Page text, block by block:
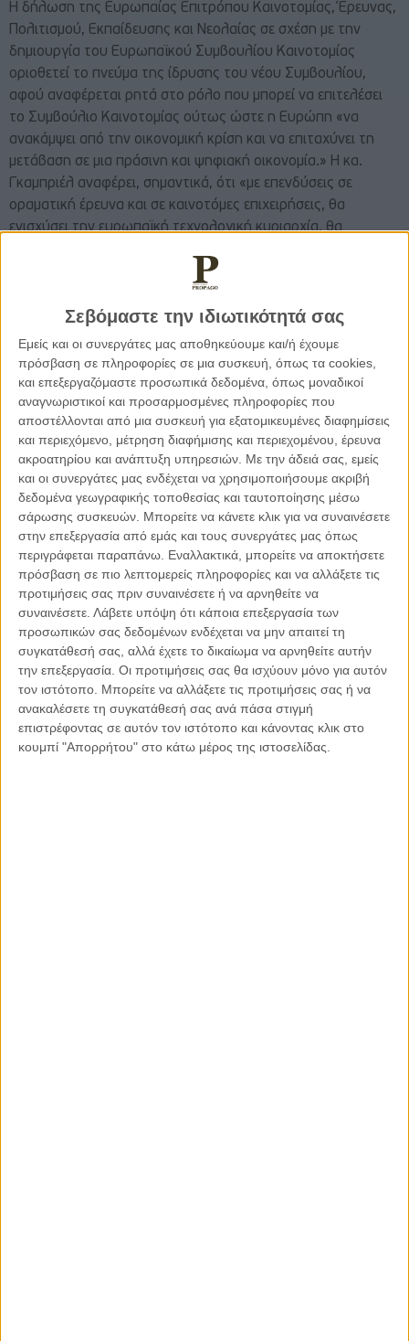
Σεβόμαστε την ιδιωτικότητά σας
Εμείς και οι συνεργάτες μας αποθηκεύουμε και/ή έχουμε
πρόσβαση σε πληροφορίες σε μια συσκευή, όπως τα cookies,
και επεξεργαζόμαστε προσωπικά δεδομένα, όπως μοναδικοί
αναγνωριστικοί και προσαρμοσμένες πληροφορίες που
αποστέλλονται από μια συσκευή για εξατομικευμένες διαφημίσεις
και περιεχόμενο, μέτρηση διαφήμισης και περιεχομένου, έρευνα
ακροατηρίου και ανάπτυξη υπηρεσιών. Με την άδειά σας, εμείς
και οι συνεργάτες μας ενδέχεται να χρησιμοποιήσουμε ακριβή
δεδομένα γεωγραφικής τοποθεσίας και ταυτοποίησης μέσω
σάρωσης συσκευών. Μπορείτε να κάνετε κλικ για να συναινέσετε
στην επεξεργασία από εμάς και τους συνεργάτες μας όπως
περιγράφεται παραπάνω. Εναλλακτικά, μπορείτε να αποκτήσετε
πρόσβαση σε πιο λεπτομερείς πληροφορίες και να αλλάξετε τις
προτιμήσεις σας πριν συναινέσετε ή να αρνηθείτε να
συναινέσετε. Λάβετε υπόψη ότι κάποια επεξεργασία των
προσωπικών σας δεδομένων ενδέχεται να μην απαιτεί τη
συγκατάθεσή σας, αλλά έχετε το δικαίωμα να αρνηθείτε αυτήν
την επεξεργασία. Οι προτιμήσεις σας θα ισχύουν μόνο για αυτόν
τον ιστότοπο. Μπορείτε να αλλάξετε τις προτιμήσεις σας ή να
ανακαλέσετε τη συγκατάθεσή σας ανά πάσα στιγμή
επιστρέφοντας σε αυτόν τον ιστότοπο και κάνοντας κλικ στο
κουμπί "Απορρήτου" στο κάτω μέρος της ιστοσελίδας.
Η δήλωση της Ευρωπαίας Επιτρόπου Καινοτομίας, Έρευνας,
Πολιτισμού, Εκπαίδευσης και Νεολαίας σε σχέση με την
δημιουργία του Ευρωπαϊκού Συμβουλίου Καινοτομίας
οριοθετεί το πνεύμα της ίδρυσης του νέου Συμβουλίου,
αφού αναφέρεται ρητά στο ρόλο που μπορεί να επιτελέσει
το Συμβούλιο Καινοτομίας ούτως ώστε η Ευρώπη «να
ανακάμψει από την οικονομική κρίση και να επιταχύνει τη
μετάβαση σε μια πράσινη και ψηφιακή οικονομία.» Η κα.
Γκαμπριέλ αναφέρει, σημαντικά, ότι «με επενδύσεις σε
οραματική έρευνα και σε καινοτόμες επιχειρήσεις, θα
ενισχύσει την ευρωπαϊκή τεχνολογική κυριαρχία, θα
νεοφυείς επιχειρήσεις της Ευρώπης και θα προετοιμάσει το
έδαφος για την επικείμενη λειτουργία του Ευρωπαϊκού
Χώρου Καινοτομίας.»
Μέσω του Ευρωπαϊκού Συμβουλίου Καινοτομίας
οριοθετούνται τα χαρακτηριστικά της νέας Ευρώπης και οι
τομείς πρώτιστου ενδιαφέροντος, σε νομικό, πολιτικό,
οικονομικό και κοινωνικό πλαίσιο, που μπορούν να
επιλειτουργήσουν θετικά προς όφελος του στόχου
επίτευξης ενός βιώσιμου μέλλοντος. Το ίδιο το Συμβούλιο
Καινοτομίας χαρακτηρίζεται από τέτοιες πρωτοποριακές
ενέργειες, όπως το μέσο Accelator που στηρίζει μικρές και
μικρομεσαίες επιχειρήσεις, ειδικά εκείνες που είναι νεοφυείς
και αυτές που ονομάζουμε spinouts, ούτως ώστε να
προχωρήσουν με την εφαρμοσμένη έρευνα και την
καινοτομία, ή την δημιουργία συγκεκριμένης ομάδας
διαχείρισης προγραμμάτων του Ευρωπαϊκού Συμβουλίου
Καινοτομίας που θα εργάζεται στον τομέα της ανάπτυξης
οραμάτων για τομές στην τεχνολογία και την καινοτομία και
τον συντονισμό τέτοιων δράσεων.
Σημαντικό ρόλο στις εργασίες και την λειτουργία του